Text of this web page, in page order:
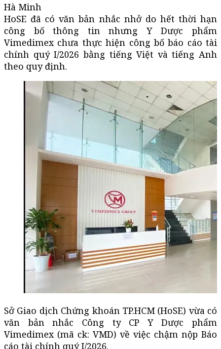
Hà Minh
HoSE đã có văn bản nhắc nhở do hết thời hạn
công bố thông tin nhưng Y Dược phẩm
Vimedimex chưa thực hiện công bố báo cáo tài
chính quý I/2026 bằng tiếng Việt và tiếng Anh
theo quy định.
Sở Giao dịch Chứng khoán TP.HCM (HoSE) vừa có
văn bản nhắc Công ty CP Y Dược phẩm
Vimedimex (mã ck: VMD) về việc chậm nộp Báo
cáo tài chính quý I/2026.